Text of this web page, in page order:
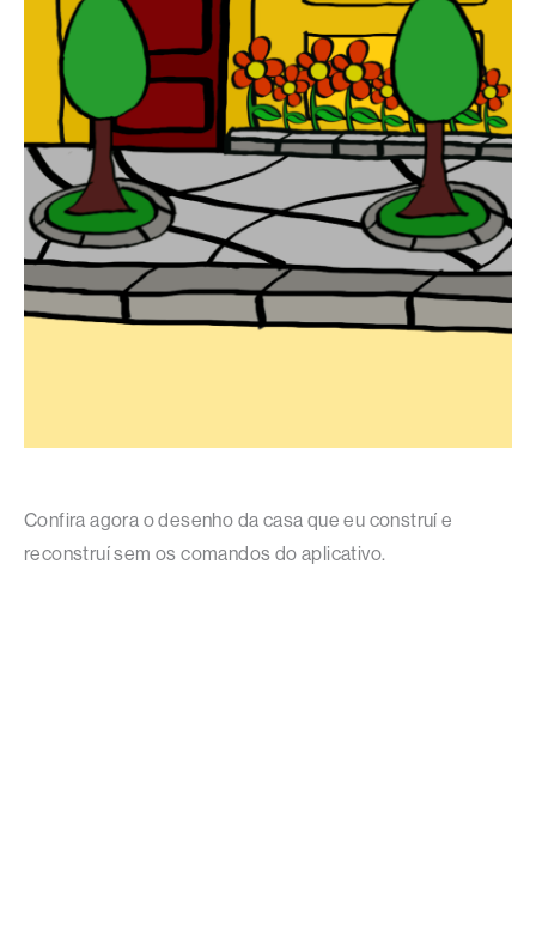
Confira agora o desenho da casa que eu construí e
reconstruí sem os comandos do aplicativo.